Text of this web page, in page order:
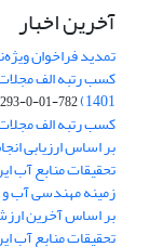
آخرین اخبار
تمدید فراخوان
1401)
782-01-0-293
کسب رتبه الف مجلات
تحقیقات منابع آب
زمینه مهندسی آب
بر اساس آخرین
تحقیقات منابع آب